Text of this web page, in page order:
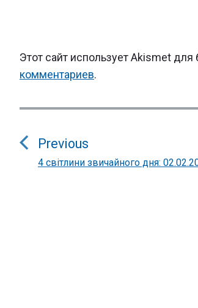
Этот сайт использует Akismet
комментариев.
Навигация
по
записям
Previous
Previous
4 світлини звичайного дня: